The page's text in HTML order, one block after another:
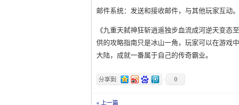
邮件系统：发送和接收邮件，与其他玩家互动。
《九重天弑神狂斩逍遥独步血流成河逆天变态
供的攻略指南只是冰山一角，玩家可以在游戏
大陆，成就一番属于自己的传奇霸业。
0
« 上一篇